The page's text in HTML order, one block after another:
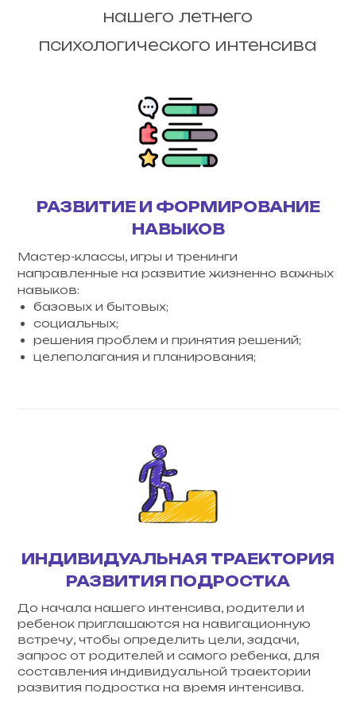
нашего летнего
психологического интенсива
РАЗВИТИЕ И ФОРМИРОВАНИЕ
НАВЫКОВ
Мастер-классы, игры и тренинги
направленные на развитие жизненно важных
навыков:
базовых и бытовых;
социальных;
решения проблем и принятия решений;
целеполагания и планирования;
ИНДИВИДУАЛЬНАЯ ТРАЕКТОРИЯ
РАЗВИТИЯ ПОДРОСТКА
До начала нашегоинтенсива, родители и
ребенок приглашаются на навигационную
встречу, чтобы определить цели, задачи,
запрос от родителей и самого ребенка, для
составления индивидуальной траектории
развития подростка на время интенсива.